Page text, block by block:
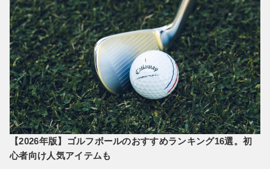
【2026年版】ゴルフボールのおすすめランキング16選。初
心者向け人気アイテムも